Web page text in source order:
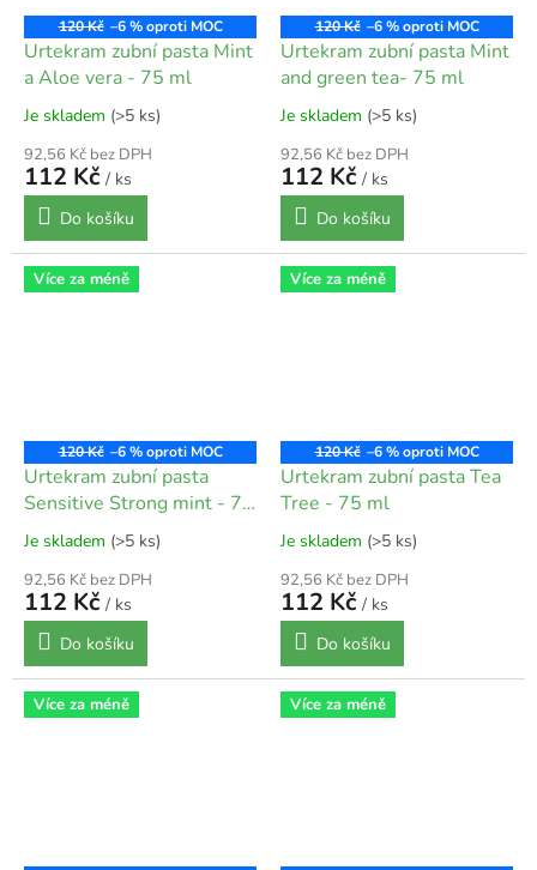
120 Kč –6 %
Urtekram zubní pasta Mint
a Aloe vera - 75 ml
Je skladem (>5 ks)
92,56 Kč bez DPH
112 Kč / ks
Do košíku
120 Kč –6 %
Urtekram zubní pasta Mint
and green tea- 75 ml
Je skladem (>5 ks)
92,56 Kč bez DPH
112 Kč / ks
Do košíku
Více za méně
120 Kč –6 %
Urtekram zubní pasta
Sensitive Strong mint - 75
ml
Je skladem (>5 ks)
92,56 Kč bez DPH
112 Kč / ks
Do košíku
Více za méně
120 Kč –6 %
Urtekram zubní pasta Tea
Tree - 75 ml
Je skladem (>5 ks)
92,56 Kč bez DPH
112 Kč / ks
Do košíku
Více za méně Více za méně